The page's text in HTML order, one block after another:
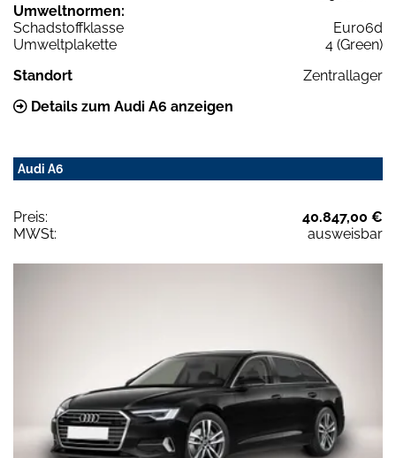
Umweltnormen:
Schadstoffklasse
Euro6d
Umweltplakette
4 (Green)
Standort
Zentrallager
Details zum Audi A6 anzeigen
Audi A6
Preis:
40.847,00 €
MWSt:
ausweisbar